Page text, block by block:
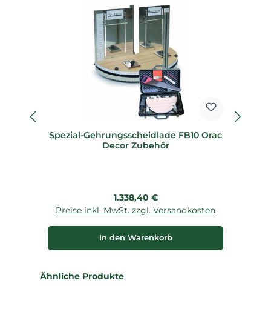
Spezial-Gehrungsscheidlade FB10 Orac
Decor Zubehör
Regulärer Preis:
1.338,40 €
Preise inkl. MwSt. zzgl. Versandkosten
In den Warenkorb
Produktgalerie überspringen
Ähnliche Produkte